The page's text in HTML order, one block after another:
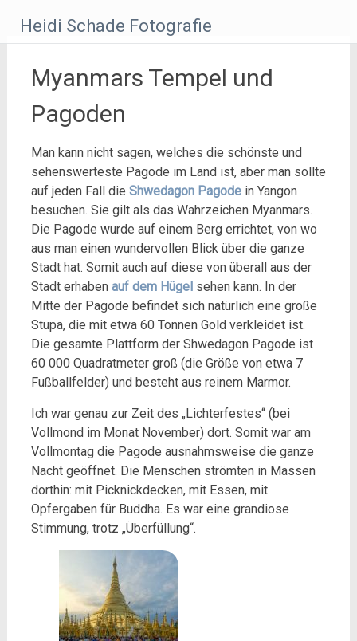
Inhalt
springen
Heidi Schade Fotografie
Myanmars Tempel und
Pagoden
Man kann nicht sagen, welches die schönste und
sehenswerteste Pagode im Land ist, aber man sollte
auf jeden Fall die Shwedagon Pagodein Yangon
besuchen. Sie gilt als das Wahrzeichen Myanmars.
Die Pagode wurde auf einem Berg errichtet, von wo
aus man einen wundervollen Blick über die ganze
Stadt hat. Somit auch auf diese von überall aus der
Stadt erhaben auf dem Hügelsehen kann. In der
Mitte der Pagode befindet sich natürlich eine große
Stupa, die mit etwa 60 Tonnen Gold verkleidet ist.
Die gesamte Plattform der Shwedagon Pagode ist
60 000 Quadratmeter groß (die Größe von etwa 7
Fußballfelder) und besteht aus reinem Marmor.
Ich war genau zur Zeit des „Lichterfestes“ (bei
Vollmond im Monat November) dort. Somit war am
Vollmontag die Pagode ausnahmsweise die ganze
Nacht geöffnet. Die Menschen strömten in Massen
dorthin: mit Picknickdecken, mit Essen, mit
Opfergaben für Buddha. Es war eine grandiose
Stimmung, trotz „Überfüllung“.